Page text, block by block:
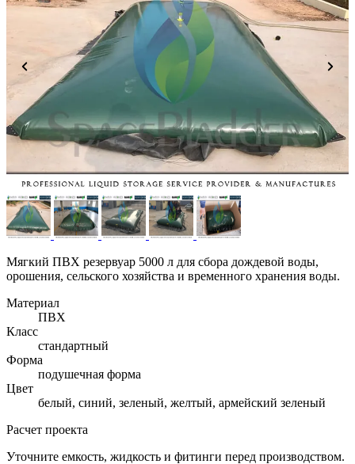
Мягкий ПВХ резервуар 5000 л для сбора дождевой воды,
орошения, сельского хозяйства и временного хранения воды.
Материал
ПВХ
Класс
стандартный
Форма
подушечная форма
Цвет
белый, синий, зеленый, желтый, армейский зеленый
Расчет проекта
Уточните емкость, жидкость и фитинги перед производством.